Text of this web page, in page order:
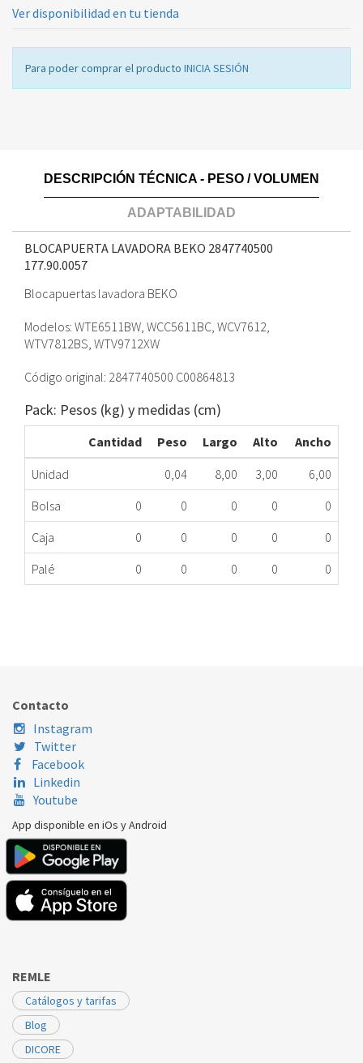
Ver disponibilidad en tu tienda
Para poder comprar el producto INICIA SESIÓN
DESCRIPCIÓN TÉCNICA - PESO / VOLUMEN
ADAPTABILIDAD
BLOCAPUERTA LAVADORA BEKO 2847740500
177.90.0057
Blocapuertas lavadora BEKO
Modelos: WTE6511BW, WCC5611BC, WCV7612,
WTV7812BS, WTV9712XW
Código original: 2847740500 C00864813
Pack: Pesos (kg) y medidas (cm)
Cantidad Peso Largo Alto
Ancho
Unidad
0,04 8,00 3,00
6,00
Bolsa
0 0 0 0
0
Caja
0 0 0 0
0
Palé
0 0 0 0 0
BEKO
BEKO
BEKO
BEKO
WTV 7812 B0
BEKO
BEKO
WTV 9712 XW0
Contacto
Instagram
Twitter
Facebook
Linkedin
Youtube
App disponible en iOs y Android
REMLE
Catálogos y tarifas
Blog
DICORE